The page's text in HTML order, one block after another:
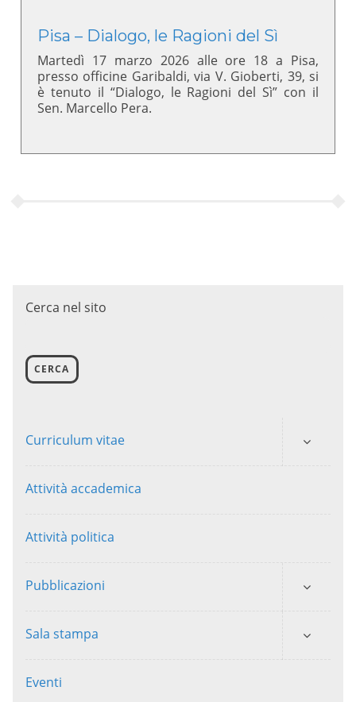
Pisa – Dialogo, le Ragioni del Sì
Martedì 17 marzo 2026 alle ore 18 a Pisa,
presso officine Garibaldi, via V. Gioberti, 39, si
è tenuto il “Dialogo, le Ragioni del Sì” con il
Sen. Marcello Pera.
Cerca nel sito
CERCA
Curriculum vitae
Attività accademica
Attività politica
Pubblicazioni
Sala stampa
Eventi